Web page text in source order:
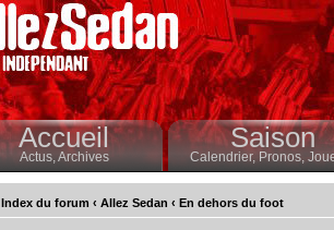
Accueil
Actus,Archives
Saison
Calendrier,Pronos,
Index du forum ‹ Allez Sedan ‹ En dehors du foot